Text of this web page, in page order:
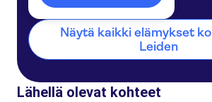
Näytä kaikki elämykset
Leiden
Lähellä olevat kohteet